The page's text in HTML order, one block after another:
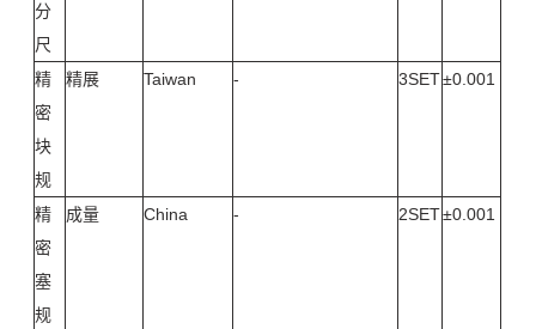
分
尺
精
密
块
规
精展 Taiwan - 3SET±0.001
精
密
塞
规
成量 China - 2SET±0.001